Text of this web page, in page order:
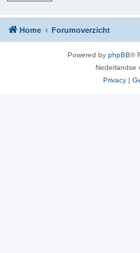
Home Forumoverzicht
Powered by phpBB®
Nederlandse
Privacy |